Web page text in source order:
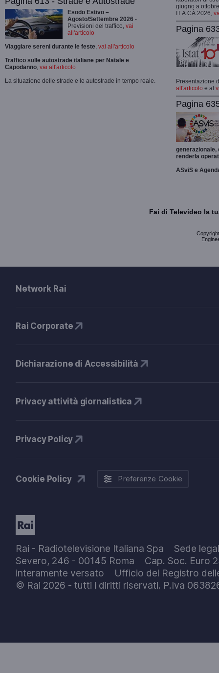
Esodo Estivo –
Agosto/Settembre 2026 -
Previsioni del traffico, vai
all'articolo
Viaggiare sereni durante le feste, vai all'articolo
Traffico sulle autostrade italiane per Natale e
Capodanno, vai all'articolo
La situazione delle strade e le autostrade in tempo reale.
giugno a
IT.A.CÀ 2026,
Pagina
Presentazione
all'articolo e al
Pagina
generazionale,
renderla
ASviS e
Fai di Televideo la